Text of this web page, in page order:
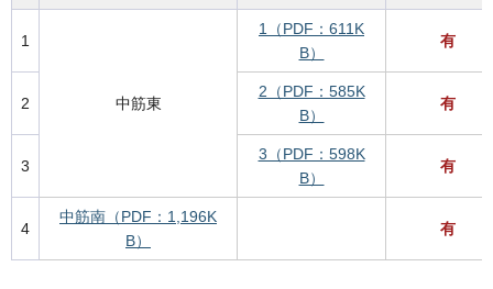
1
中筋東
1（PDF：611K
B）
有
2
2（PDF：585K
B）
有
3
3（PDF：598K
B）
有
4
中筋南（PDF：1,196K
B）
有